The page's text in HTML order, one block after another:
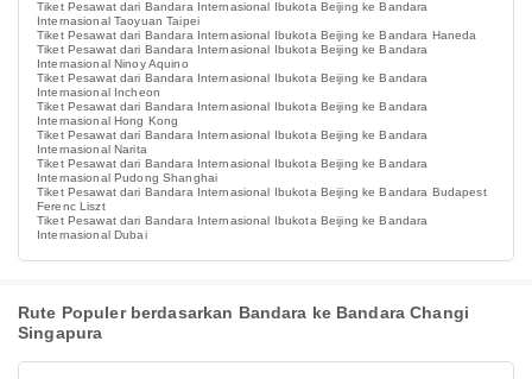
Tiket Pesawat dari Bandara Internasional Ibukota Beijing ke Bandara
Internasional Taoyuan Taipei
Tiket Pesawat dari Bandara Internasional Ibukota Beijing ke Bandara Haneda
Tiket Pesawat dari Bandara Internasional Ibukota Beijing ke Bandara
Internasional Ninoy Aquino
Tiket Pesawat dari Bandara Internasional Ibukota Beijing ke Bandara
Internasional Incheon
Tiket Pesawat dari Bandara Internasional Ibukota Beijing ke Bandara
Internasional Hong Kong
Tiket Pesawat dari Bandara Internasional Ibukota Beijing ke Bandara
Internasional Narita
Tiket Pesawat dari Bandara Internasional Ibukota Beijing ke Bandara
Internasional Pudong Shanghai
Tiket Pesawat dari Bandara Internasional Ibukota Beijing ke Bandara Budapest
Ferenc Liszt
Tiket Pesawat dari Bandara Internasional Ibukota Beijing ke Bandara
Internasional Dubai
Rute Populer berdasarkan Bandara ke Bandara Changi
Singapura